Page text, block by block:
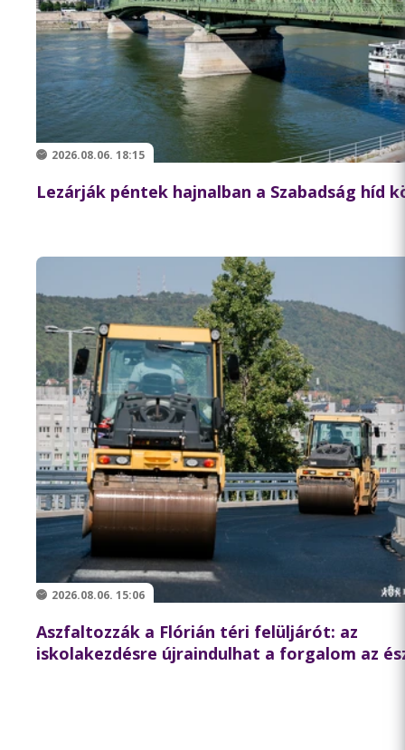
2026.08.06. 18:15
Lezárják péntek hajnalban a Szabadság híd
2026.08.06. 15:06
Aszfaltozzák a Flórián téri felüljárót: az
iskolakezdésre újraindulhat a forgalom az